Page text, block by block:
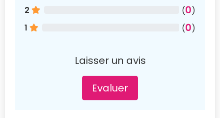
2
(0)
1
(0)
Laisser un avis
Evaluer